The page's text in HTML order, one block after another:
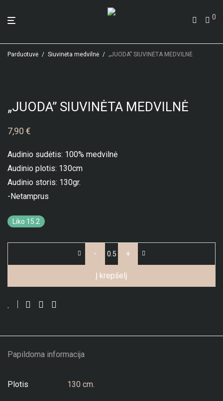
0
Parduotuvė / Siuvinėta medvilnė / „JUODA” SIUVINĖTA MEDVILNĖ
„JUODA” SIUVINĖTA MEDVILNĖ
7,90 €
Audinio sudėtis: 100% medvilnė
Audinio plotis: 130cm
Audinio storis: 130gr.
-Netamprus
Liko 15.2
- +
Į krepšelį
Papildoma informacija
Plotis 130 cm.